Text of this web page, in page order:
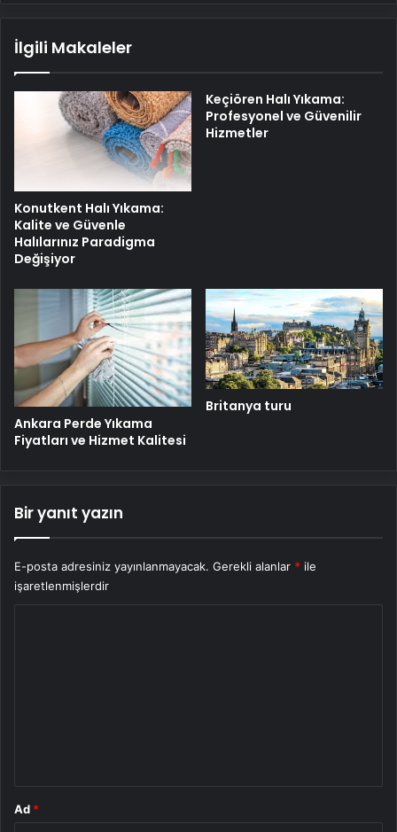
İlgili Makaleler
Konutkent Halı Yıkama:
Kalite ve Güvenle
Halılarınız Paradigma
Değişiyor
Keçiören Halı Yıkama:
Profesyonel ve Güvenilir
Hizmetler
Ankara Perde Yıkama
Fiyatları ve Hizmet Kalitesi
Britanya turu
Bir yanıt yazın
E-posta adresiniz yayınlanmayacak. Gerekli alanlar * ile
işaretlenmişlerdir
Ad *